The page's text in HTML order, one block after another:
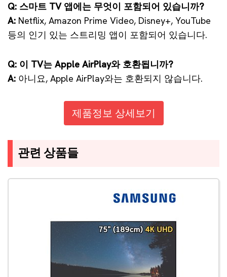
Q: 스마트 TV 앱에는 무엇이 포함되어 있습니까?
A: Netflix, Amazon Prime Video, Disney+, YouTube
등의 인기 있는 스트리밍 앱이 포함되어 있습니다.
Q: 이 TV는 Apple AirPlay와 호환됩니까?
A: 아니요, Apple AirPlay와는 호환되지 않습니다.
제품정보 상세보기
관련 상품들